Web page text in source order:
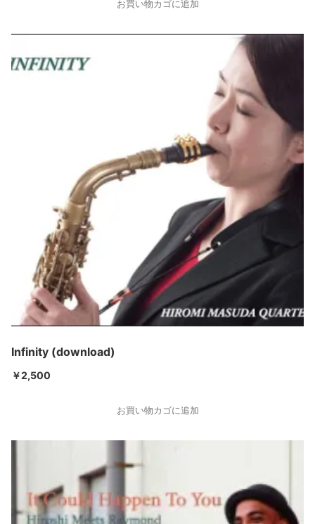
お買い物カゴに追加
Infinity (download)
￥2,500
お買い物カゴに追加